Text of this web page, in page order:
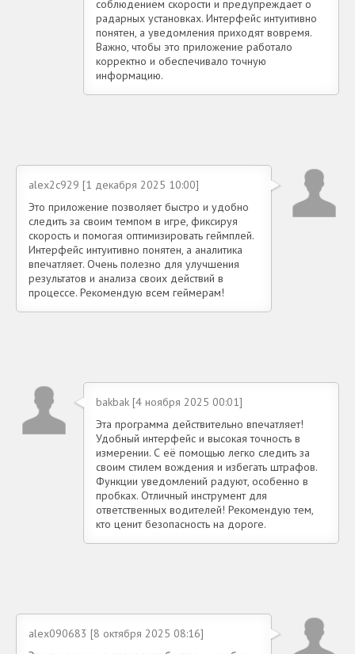
соблюдением скорости и предупреждает о
радарных установках. Интерфейс интуитивно
понятен, а уведомления приходят вовремя.
Важно, чтобы это приложение работало
корректно и обеспечивало точную
информацию.
alex2c929 [1 декабря 2025 10:00]
Это приложение позволяет быстро и удобно
следить за своим темпом в игре, фиксируя
скорость и помогая оптимизировать геймплей.
Интерфейс интуитивно понятен, а аналитика
впечатляет. Очень полезно для улучшения
результатов и анализа своих действий в
процессе. Рекомендую всем геймерам!
bakbak [4 ноября 2025 00:01]
Эта программа действительно впечатляет!
Удобный интерфейс и высокая точность в
измерении. С её помощью легко следить за
своим стилем вождения и избегать штрафов.
Функции уведомлений радуют, особенно в
пробках. Отличный инструмент для
ответственных водителей! Рекомендую тем,
кто ценит безопасность на дороге.
alex090683 [8 октября 2025 08:16]